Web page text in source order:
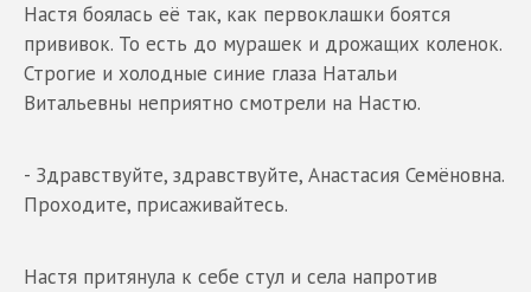
Настя боялась её так, как первоклашки боятся
прививок. То есть до мурашек и дрожащих коленок.
Строгие и холодные синие глаза Натальи
Витальевны неприятно смотрели на Настю.
- Здравствуйте, здравствуйте, Анастасия Семёновна.
Проходите, присаживайтесь.
Настя притянула к себе стул и села напротив